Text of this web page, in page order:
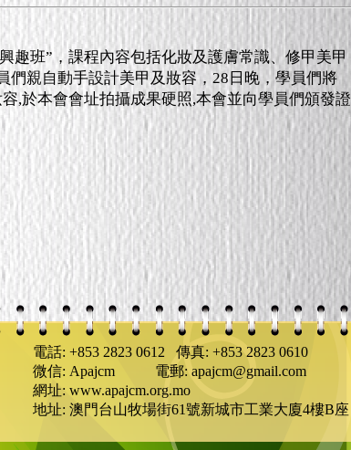
趣班”，課程內容包括化妝及護膚常識、修甲美甲
們親自動手設計美甲及妝容，28日晚，學員們將
,於本會會址拍攝成果硬照,本會並向學員們頒發證
電話: +853 2823 0612 傳真: +853 2823 0610
微信: Apajcm 電郵: apajcm@gmail.com
網址: www.apajcm.org.mo
地址: 澳門台山牧場街61號新城市工業大廈4樓B座